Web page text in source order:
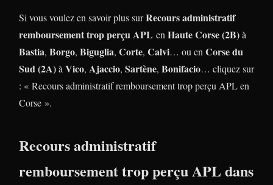
Si vous voulez en savoir plus surRecours administratif
remboursement trop perçu APL en Haute Corse (2B)à
Bastia, Borgo, Biguglia, Corte, Calvi… ou en Corse du
Sud (2A)à Vico, Ajaccio, Sartène, Bonifacio… cliquez sur
: « Recours administratif remboursement trop perçu APL en
Corse ».
Recours administratif
remboursement trop perçu APL dans